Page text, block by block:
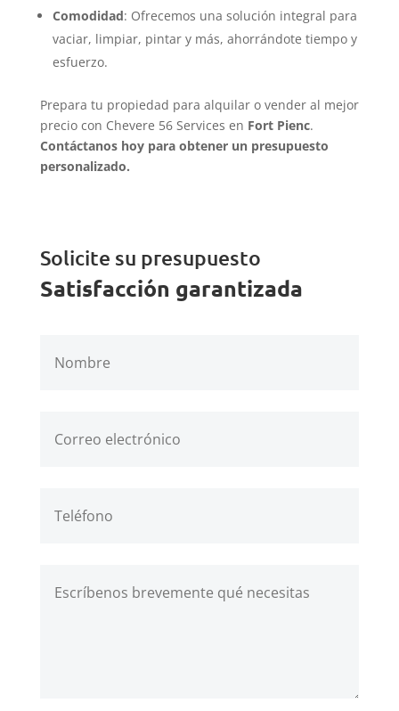
Comodidad: Ofrecemos una solución integral para
vaciar, limpiar, pintar y más, ahorrándote tiempo y
esfuerzo.
Prepara tu propiedad para alquilar o vender al mejor
precio con Chevere 56 Services en Fort Pienc.
Contáctanos hoy para obtener un presupuesto
personalizado.
Solicite su presupuesto
Satisfacción garantizada